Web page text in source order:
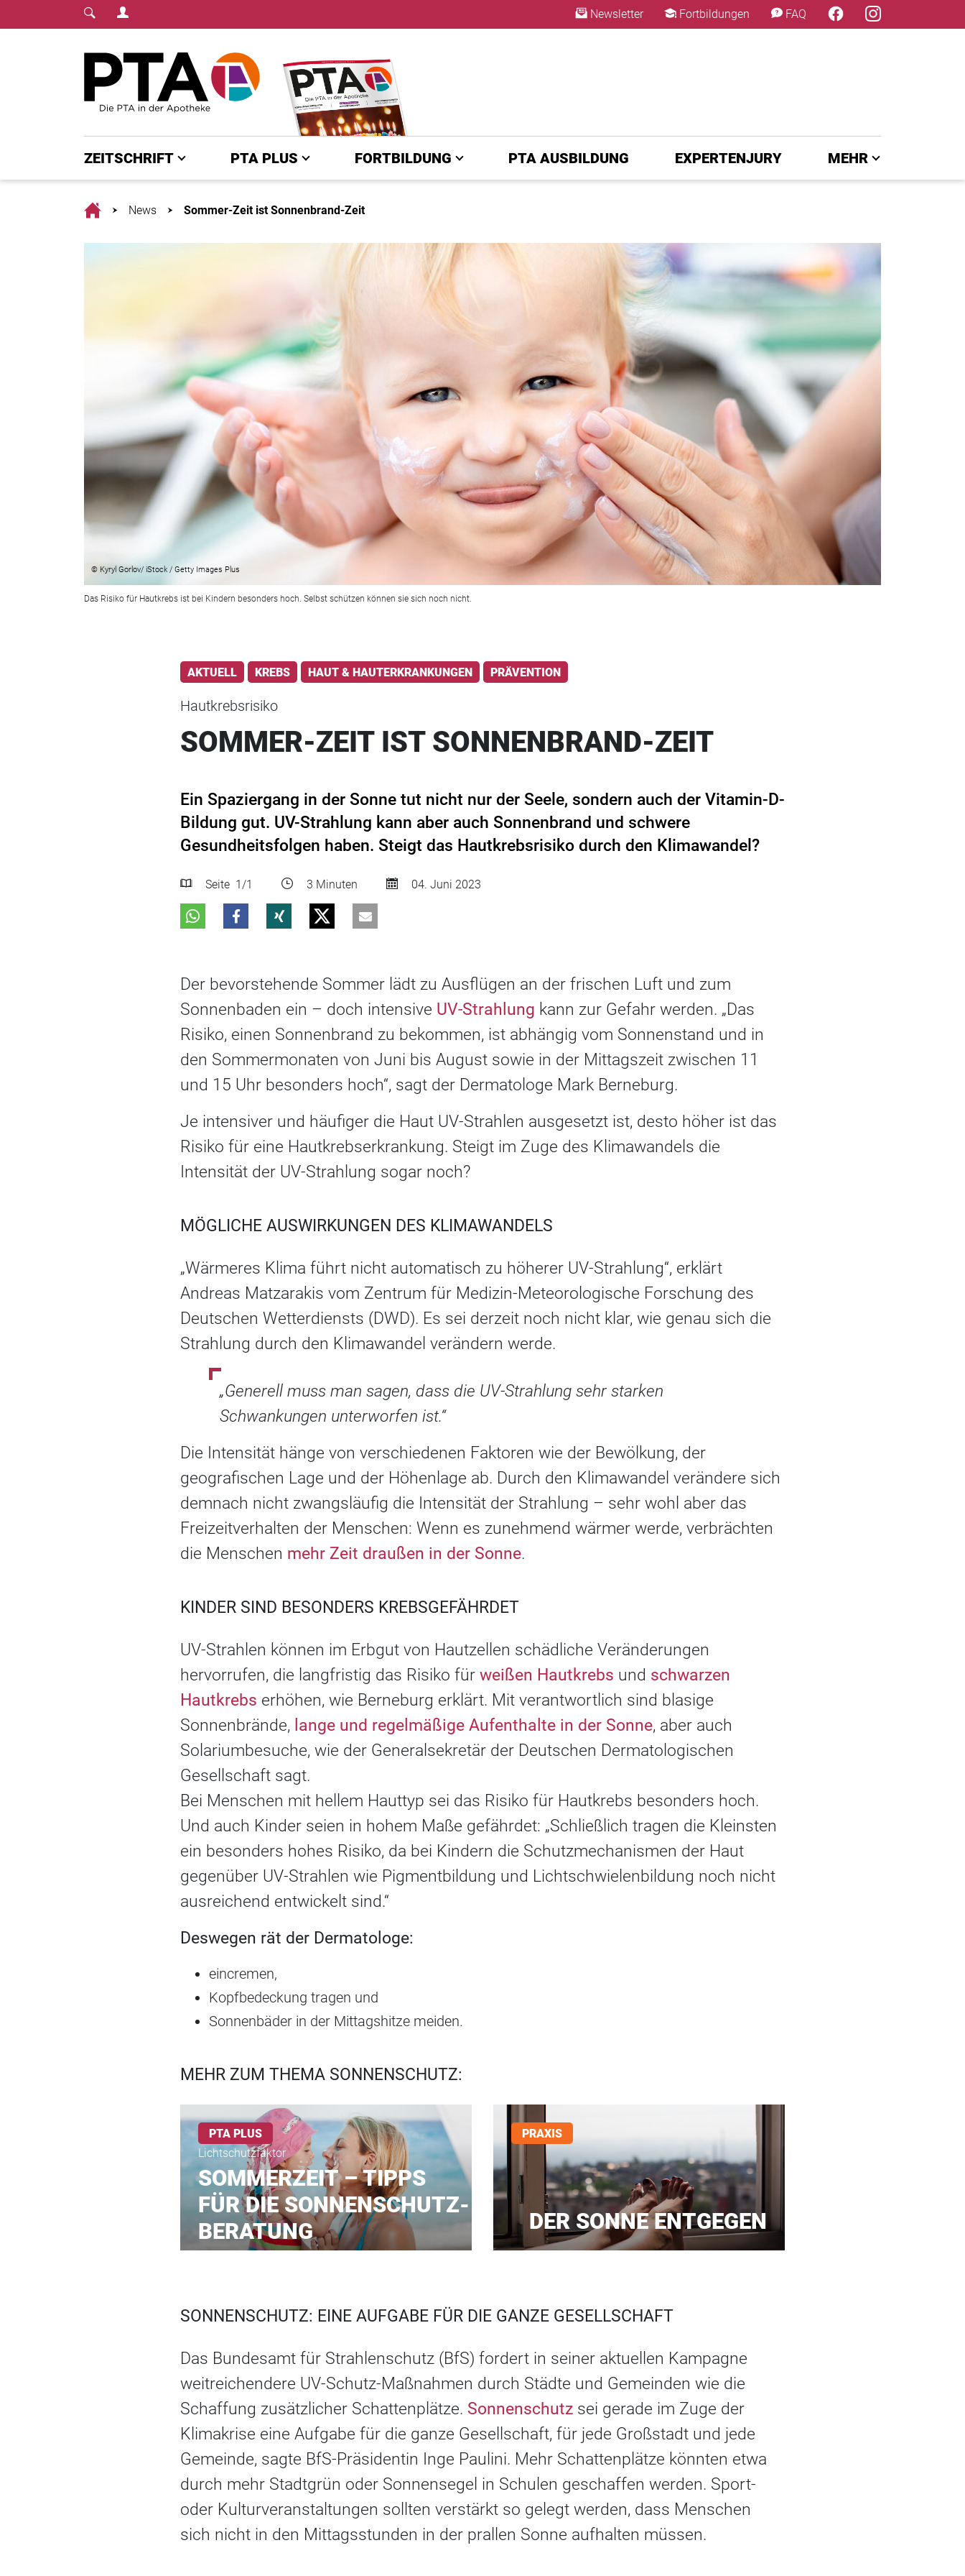
Login Menu Newsletter Fortbildungen FAQ
ZEITSCHRIFT PTA PLUS FORTBILDUNG PTA AUSBILDUNG EXPERTENJURY MEHR
HomeNews Sommer-Zeit ist Sonnenbrand-Zeit
© Kyryl Gorlov/ iStock / Getty Images Plus
Das Risiko für Hautkrebs ist bei Kindern besonders hoch. Selbst schützen können sie sich noch nicht.
AKTUELL KREBS HAUT & HAUTERKRANKUNGEN PRÄVENTION
Hautkrebsrisiko
SOMMER-ZEIT IST SONNENBRAND-ZEIT
Ein Spaziergang in der Sonne tut nicht nur der Seele, sondern auch der Vitamin-D-
Bildung gut. UV-Strahlung kann aber auch Sonnenbrand und schwere
Gesundheitsfolgen haben. Steigt das Hautkrebsrisiko durch den Klimawandel?
Seite 1 /1 3 Minuten 04. Juni 2023
Der bevorstehende Sommer lädt zu Ausflügen an der frischen Luft und zum
Sonnenbaden ein – doch intensive UV-Strahlung kann zur Gefahr werden. „Das
Risiko, einen Sonnenbrand zu bekommen, ist abhängig vom Sonnenstand und in
den Sommermonaten von Juni bis August sowie in der Mittagszeit zwischen 11
und 15 Uhr besonders hoch“, sagt der Dermatologe Mark Berneburg.
Je intensiver und häufiger die Haut UV-Strahlen ausgesetzt ist, desto höher ist das
Risiko für eine Hautkrebserkrankung. Steigt im Zuge des Klimawandels die
Intensität der UV-Strahlung sogar noch?
MÖGLICHE AUSWIRKUNGEN DES KLIMAWANDELS
„Wärmeres Klima führt nicht automatisch zu höherer UV-Strahlung“, erklärt
Andreas Matzarakis vom Zentrum für Medizin-Meteorologische Forschung des
Deutschen Wetterdiensts (DWD). Es sei derzeit noch nicht klar, wie genau sich die
Strahlung durch den Klimawandel verändern werde.
„Generell muss man sagen, dass die UV-Strahlung sehr starken
Schwankungen unterworfen ist.“
Die Intensität hänge von verschiedenen Faktoren wie der Bewölkung, der
geografischen Lage und der Höhenlage ab. Durch den Klimawandel verändere sich
demnach nicht zwangsläufig die Intensität der Strahlung – sehr wohl aber das
Freizeitverhalten der Menschen: Wenn es zunehmend wärmer werde, verbrächten
die Menschen mehr Zeit draußen in der Sonne.
KINDER SIND BESONDERS KREBSGEFÄHRDET
UV-Strahlen können im Erbgut von Hautzellen schädliche Veränderungen
hervorrufen, die langfristig das Risiko für weißen Hautkrebs und schwarzen
Hautkrebs erhöhen, wie Berneburg erklärt. Mit verantwortlich sind blasige
Sonnenbrände, lange und regelmäßige Aufenthalte in der Sonne, aber auch
Solariumbesuche, wie der Generalsekretär der Deutschen Dermatologischen
Gesellschaft sagt.
Bei Menschen mit hellem Hauttyp sei das Risiko für Hautkrebs besonders hoch.
Und auch Kinder seien in hohem Maße gefährdet: „Schließlich tragen die Kleinsten
ein besonders hohes Risiko, da bei Kindern die Schutzmechanismen der Haut
gegenüber UV-Strahlen wie Pigmentbildung und Lichtschwielenbildung noch nicht
ausreichend entwickelt sind.“
Deswegen rät der Dermatologe:
eincremen,
Kopfbedeckung tragen und
Sonnenbäder in der Mittagshitze meiden.
MEHR ZUM THEMA SONNENSCHUTZ:
PTA PLUS
Lichtschutzfaktor
SOMMERZEIT – TIPPS
FÜR DIE SONNENSCHUTZ-
BERATUNG
PRAXIS
DER SONNE ENTGEGEN
SONNENSCHUTZ: EINE AUFGABE FÜR DIE GANZE GESELLSCHAFT
Das Bundesamt für Strahlenschutz (BfS) fordert in seiner aktuellen Kampagne
weitreichendere UV-Schutz-Maßnahmen durch Städte und Gemeinden wie die
Schaffung zusätzlicher Schattenplätze. Sonnenschutz sei gerade im Zuge der
Klimakrise eine Aufgabe für die ganze Gesellschaft, für jede Großstadt und jede
Gemeinde, sagte BfS-Präsidentin Inge Paulini. Mehr Schattenplätze könnten etwa
durch mehr Stadtgrün oder Sonnensegel in Schulen geschaffen werden. Sport-
oder Kulturveranstaltungen sollten verstärkt so gelegt werden, dass Menschen
sich nicht in den Mittagsstunden in der prallen Sonne aufhalten müssen.
×